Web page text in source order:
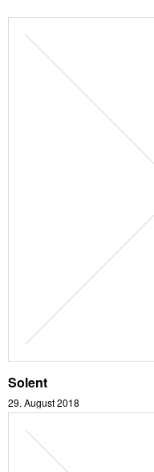
Solent
29. August 2018